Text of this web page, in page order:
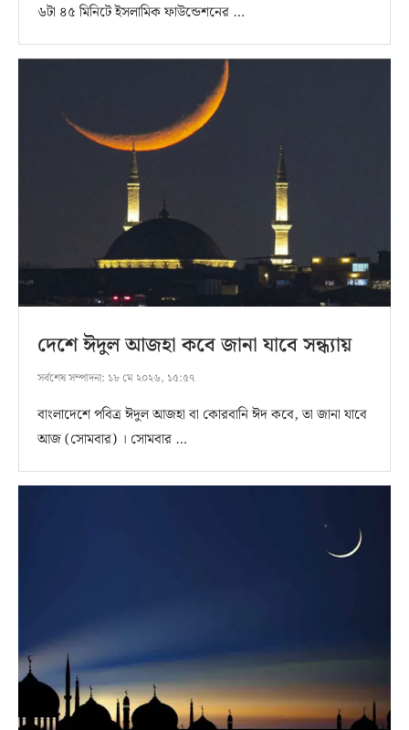
৬টা ৪৫ মিনিটে ইসলামিক ফাউন্ডেশনের …
দেশে ঈদুল আজহা কবে জানা যাবে সন্ধ্যায়
সর্বশেষ সম্পাদনা: ১৮ মে ২০২৬, ১৫:৫৭
বাংলাদেশে পবিত্র ঈদুল আজহা বা কোরবানি ঈদ কবে, তা জানা যাবে
আজ (সোমবার) । সোমবার …